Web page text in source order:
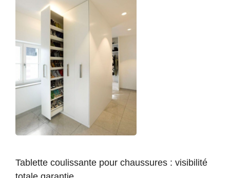
Tablette coulissante pour chaussures : visibilité